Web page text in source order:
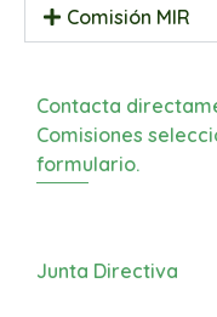
Comisión MIR
Contacta
Comisiones
formulario.
Junta Directiva